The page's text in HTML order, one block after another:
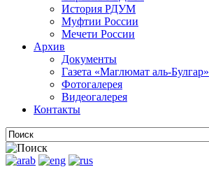
История РДУМ
Муфтии России
Мечети России
Архив
Документы
Газета «Маглюмат аль-Булгар»
Фотогалерея
Видеогалерея
Контакты